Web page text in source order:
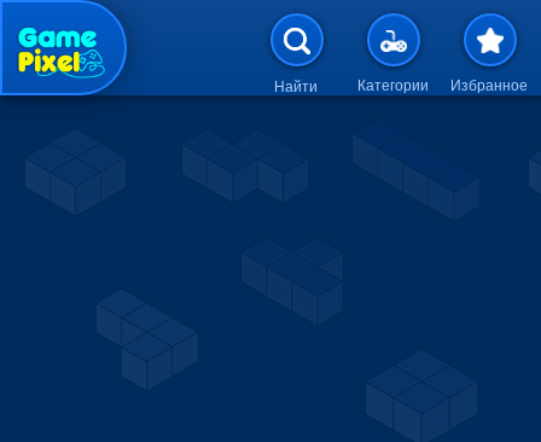
Перейти к основному
Найти Категории Избранное